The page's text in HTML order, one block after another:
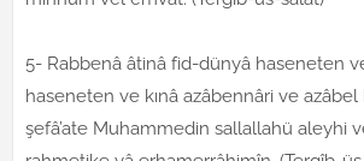
5- Rabbenâ âtinâ fid-dünyâ haseneten
haseneten ve kınâ azâbennâri ve
şefâ’ate Muhammedin sallallahü aleyhi